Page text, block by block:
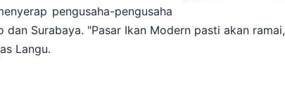
pengusaha-pengusaha
Surabaya. "Pasar Ikan Modern pasti akan ramai,
Langu.